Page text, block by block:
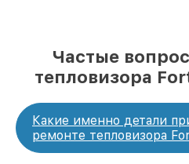
Частые
тепловизора
Какие именно детали
ремонте тепловизора